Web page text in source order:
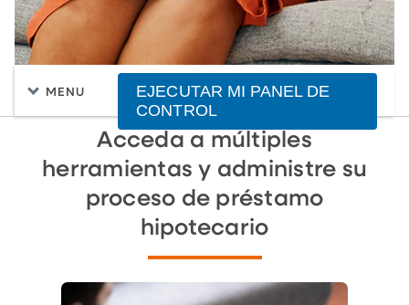
MENU
EJECUTAR MI PANEL DE
CONTROL
Acceda a múltiples
herramientas y administre su
proceso de préstamo
hipotecario